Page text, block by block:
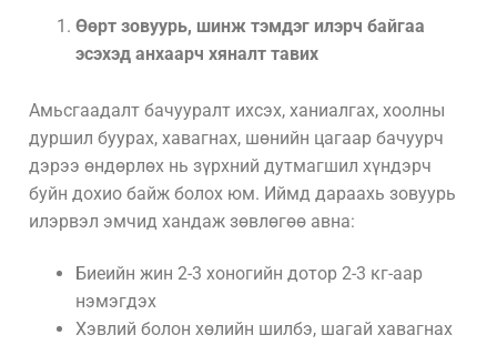
Өөрт зовуурь, шинж тэмдэг илэрч байгаа
эсэхэд анхаарч хяналт тавих
Амьсгаадалт бачууралт ихсэх, ханиалгах, хоолны
дуршил буурах, хавагнах, шөнийн цагаар бачуурч
дэрээ өндөрлөх нь зүрхний дутмагшил хүндэрч
буйн дохио байж болох юм. Иймд дараахь зовуурь
илэрвэл эмчид хандаж зөвлөгөө авна:
Биеийн жин 2-3 хоногийн дотор 2-3 кг-аар
нэмэгдэх
Хэвлий болон хөлийн шилбэ, шагай хавагнах